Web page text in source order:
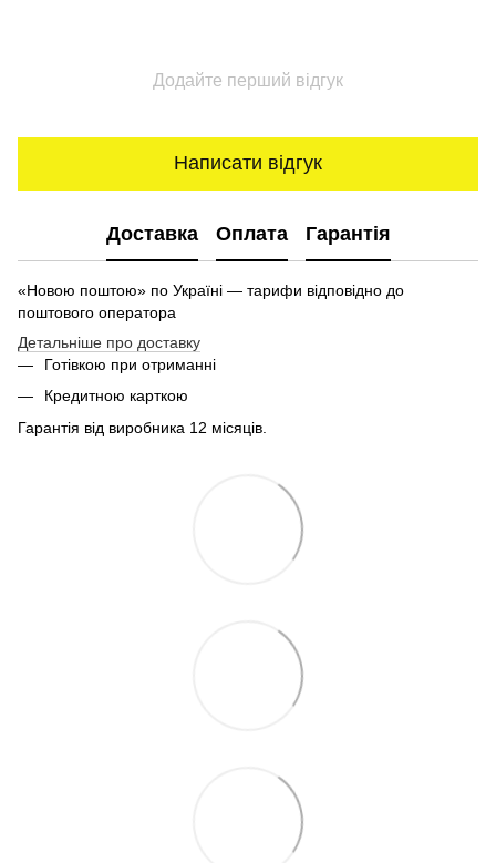
Додайте перший відгук
Написати відгук
Доставка Оплата Гарантія
«Новою поштою» по Україні — тарифи відповідно до
поштового оператора
Детальніше про доставку
Готівкою при отриманні
Кредитною карткою
Гарантія від виробника 12 місяців.